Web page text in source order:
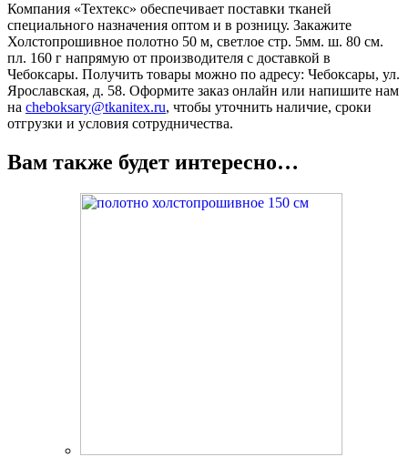
Компания «Техтекс» обеспечивает поставки тканей
специального назначения оптом и в розницу. Закажите
Холстопрошивное полотно 50 м, светлое стр. 5мм. ш. 80 см.
пл. 160 г напрямую от производителя с доставкой в
Чебоксары. Получить товары можно по адресу: Чебоксары, ул.
Ярославская, д. 58. Оформите заказ онлайн или напишите нам
на cheboksary@tkanitex.ru, чтобы уточнить наличие, сроки
отгрузки и условия сотрудничества.
Вам также будет интересно…